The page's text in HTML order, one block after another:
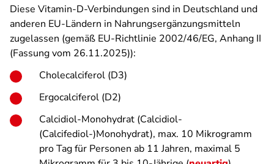
Diese Vitamin-D-Verbindungen sind in Deutschland und
anderen EU-Ländern in Nahrungsergänzungsmitteln
zugelassen (gemäß EU-Richtlinie 2002/46/EG, Anhang II
(Fassung vom 26.11.2025)):
Cholecalciferol (D3)
Ergocalciferol (D2)
Calcidiol-Monohydrat (Calcidiol-
(Calcifediol-)Monohydrat), max. 10 Mikrogramm
pro Tag für Personen ab 11 Jahren, maximal 5